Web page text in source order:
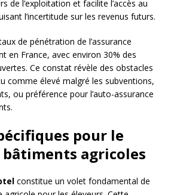
de l’exploitation et facilite l’accès au
l’incertitude sur les revenus futurs.
de pénétration de l’assurance
en France, avec environ 30% des
Ce constat révèle des obstacles
comme élevé malgré les subventions,
ou préférence pour l’auto-assurance
pour le
agricoles
constitue un volet fondamental de